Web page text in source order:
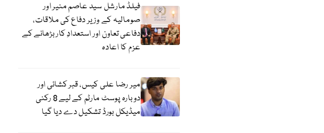
فیلڈ مارشل سید عاصم منیر اور
صومالیہ کے وزیر دفاع کی ملاقات،
دفاعی تعاون اور استعدادِ کار بڑھانے کے
عزم کا اعادہ
میر رضا علی کیس، قبر کشائی اور
دوبارہ پوسٹ مارٹم کے لیے 8 رکنی
میڈیکل بورڈ تشکیل دے دیا گیا